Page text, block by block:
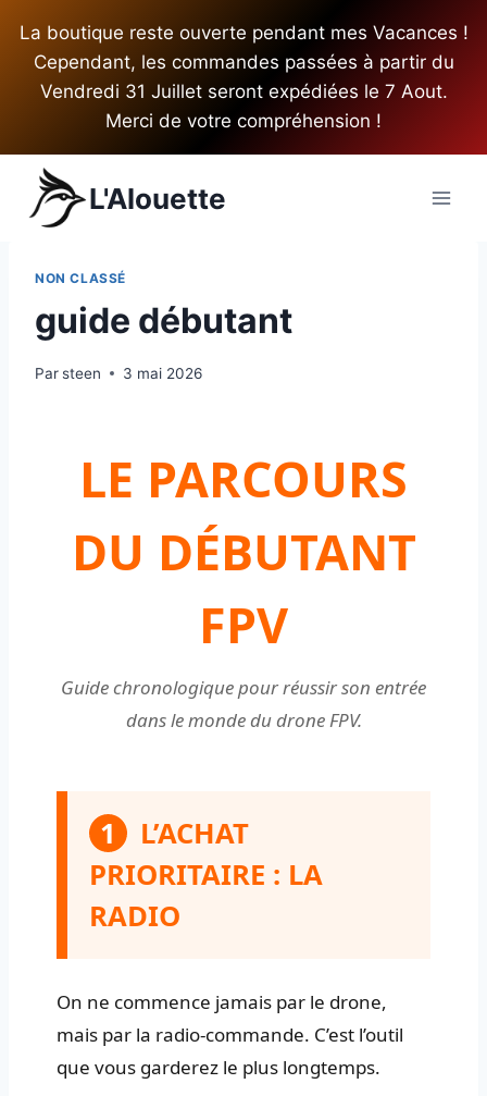
contenu
La boutique reste ouverte pendant mes Vacances !
Cependant, les commandes passées à partir du
Vendredi 31 Juillet seront expédiées le 7 Aout.
Merci de votre compréhension !
L'Alouette
NON CLASSÉ
guide débutant
Parsteen 3 mai 2026
LE PARCOURS
DU DÉBUTANT
FPV
Guide chronologique pour réussir son entrée
dans le monde du drone FPV.
1
L’ACHAT
PRIORITAIRE : LA
RADIO
On ne commence jamais par le drone,
mais par la radio-commande. C’est l’outil
que vous garderez le plus longtemps.